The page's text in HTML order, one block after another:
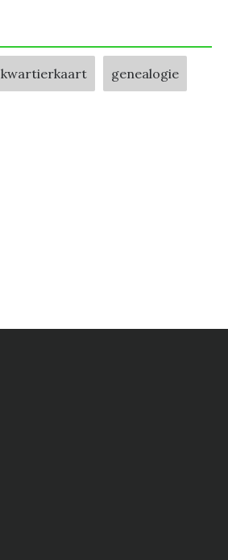
kwartierkaart genealogie